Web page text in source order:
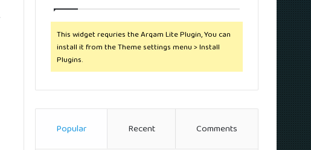
This widget requries the Arqam Lite Plugin, You can
install it from the Theme settings menu > Install
Plugins.
Popular Recent Comments